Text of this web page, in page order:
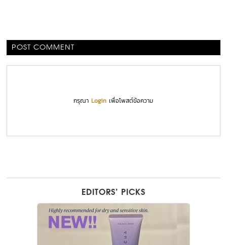
POST COMMENT
กรุณาLogin เพื่อโพสต์ข้อความ
EDITORS’ PICKS